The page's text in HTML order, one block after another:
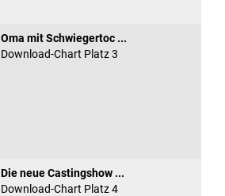
Oma mit Schwiegertoc ...
Download-Chart Platz 3
Die neue Castingshow ...
Download-Chart Platz 4